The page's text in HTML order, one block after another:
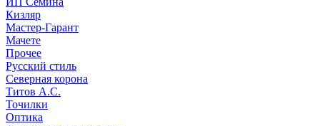
Кизляр
Мастер-Гарант
Мачете
Прочее
Русский стиль
Северная корона
Титов А.С.
Точилки
Оптика